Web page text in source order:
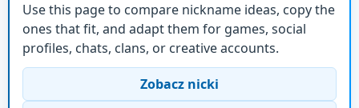
Use this page to compare nickname ideas, copy the
ones that fit, and adapt them for games, social
profiles, chats, clans, or creative accounts.
Zobacz nicki